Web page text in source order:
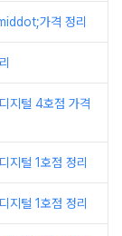
가격 정리
지털 4호점 가격
지털 1호점 정리
지털 1호점 정리